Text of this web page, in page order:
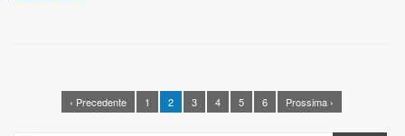
‹ Precedente 1 2 3 4 5 6 Prossima ›